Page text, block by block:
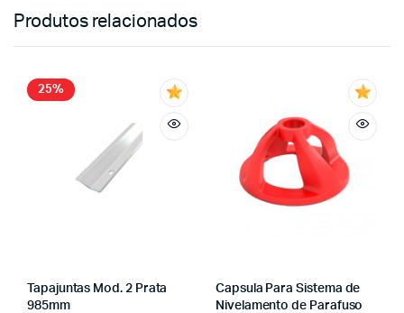
Produtos relacionados
25%
Tapajuntas Mod. 2 Prata
985mm
Capsula Para Sistema de
Nivelamento de Parafuso